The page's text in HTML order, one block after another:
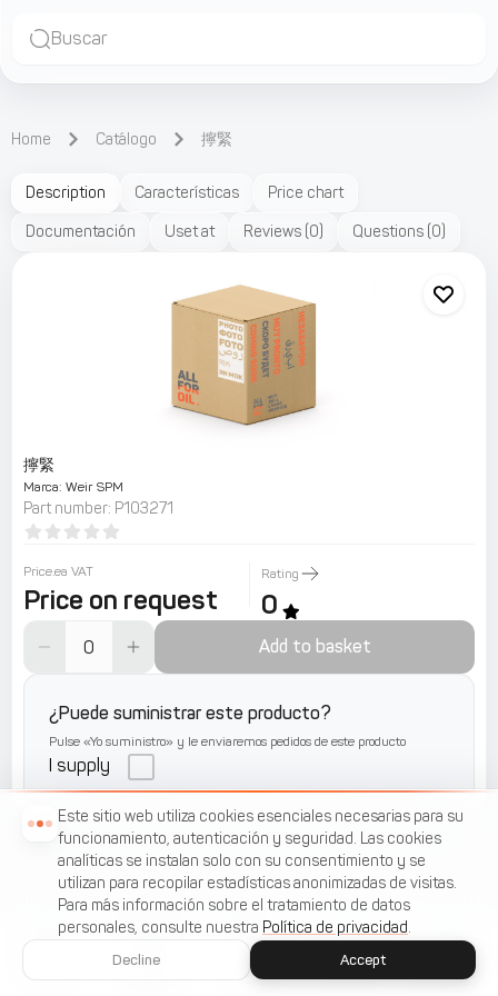
Buscar
Home Catálogo 擰緊
Description Características Price chart
Documentación Uset at Reviews (0) Questions (0)
擰緊
Marca: Weir SPM
Part number: P103271
Price.ea VAT
Price on request
Rating
0
Add to basket
¿Puede suministrar este producto?
Pulse «Yo suministro» y le enviaremos pedidos de este producto
I supply
Menu Favorites
Este sitio web utiliza cookies esenciales necesarias para su
funcionamiento, autenticación y seguridad. Las cookies
analíticas se instalan solo con su consentimiento y se
utilizan para recopilar estadísticas anonimizadas de visitas.
Para más información sobre el tratamiento de datos
personales, consulte nuestra Política de privacidad.
Decline Accept